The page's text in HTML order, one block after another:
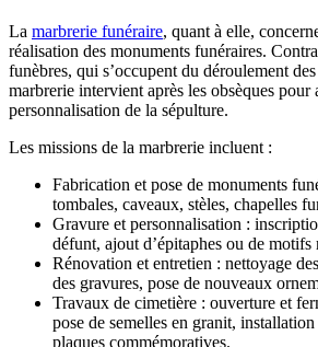
La marbrerie funéraire, quant à elle,
réalisation des monuments funéraires.
funèbres, qui s’occupent du déroulement
marbrerie intervient après les obsèques pour
personnalisation de la sépulture.
Les missions de la marbrerie incluent :
Fabrication et pose de monuments
tombales, caveaux, stèles, chapelles
Gravure et personnalisation :
défunt, ajout d’épitaphes ou de motifs
Rénovation et entretien : nettoyage
des gravures, pose de nouveaux
Travaux de cimetière : ouverture et
pose de semelles en granit,
plaques commémoratives.